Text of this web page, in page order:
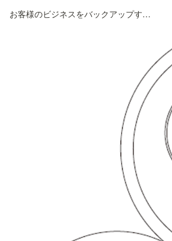
お客様のビジネスをバックアップする 。